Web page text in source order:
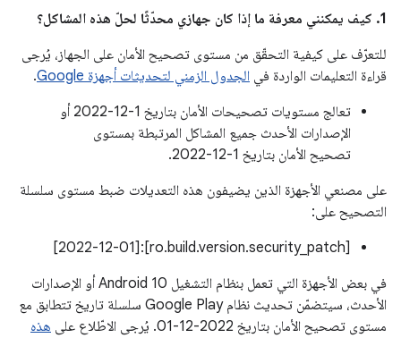
1. كيف يمكنني معرفة ما إذا كان جهازي محدّثًا لحلّ هذه المشاكل؟
للتعرّف على كيفية التحقّق من مستوى تصحيح الأمان على الجهاز، يُرجى
قراءة التعليمات الواردة في الجدول الزمني لتحديثات أجهزة Google
.
تعالج مستويات تصحيحات الأمان بتاريخ 1-12-2022 أو
الإصدارات الأحدث جميع المشاكل المرتبطة بمستوى
تصحيح الأمان بتاريخ 1-12-2022.
على مصنعي الأجهزة الذين يضيفون هذه التعديلات ضبط مستوى سلسلة
التصحيح على:
[ro.build.version.security_patch]:[2022-12-01]
في بعض الأجهزة التي تعمل بنظام التشغيل Android 10 أو الإصدارات
الأحدث، سيتضمّن تحديث نظام Google Play سلسلة تاريخ تتطابق مع
مستوى تصحيح الأمان بتاريخ ‎01-12-2022. يُرجى الاطّلاع على
هذه